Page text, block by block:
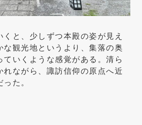
くと、少しずつ本殿の姿が見え
な観光地というより、集落の奥
ていくような感覚がある。清ら
れながら、諏訪信仰の原点へ近
た。